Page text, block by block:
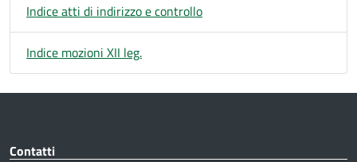
Indice atti di indirizzo e controllo
Indice mozioni XII leg.
Contatti